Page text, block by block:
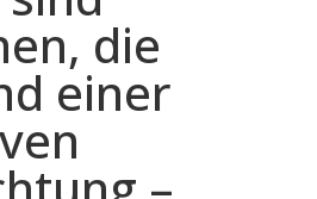
die
einer